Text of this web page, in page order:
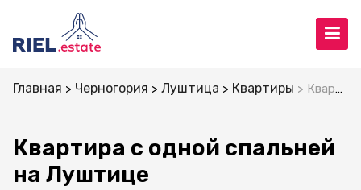
Главная Черногория Луштица Квартиры Квартира с одной спальней на Луштице
Квартира с одной спальней
на Луштице